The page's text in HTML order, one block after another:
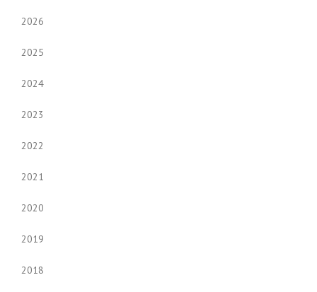
2026
2025
2024
2023
2022
2021
2020
2019
2018